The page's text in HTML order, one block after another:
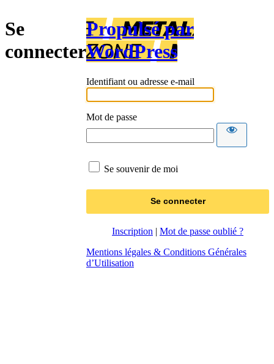
Se
connecter
Propulsé par
WordPress
Identifiant ou adresse e-mail
Mot de passe
Se souvenir de moi
Inscription | Mot de passe oublié ?
Mentions légales & Conditions Générales
d’Utilisation